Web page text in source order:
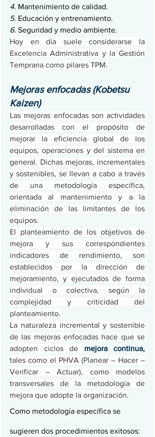
4. Mantenimiento de calidad.
5. Educación y entrenamiento.
6. Seguridad y medio ambiente.
Hoy en día suele considerarse la
Excelencia Administrativa y la Gestión
Temprana como pilares TPM.
Mejoras enfocadas (Kobetsu
Kaizen)
Las mejoras enfocadas son actividades
desarrolladas con el propósito de
mejorar la eficiencia global de los
equipos, operaciones y del sistema en
general. Dichas mejoras, incrementales
y sostenibles, se llevan a cabo a través
de una metodología específica,
orientada al mantenimiento y a la
eliminación de las limitantes de los
equipos.
El planteamiento de los objetivos de
mejora y sus correspondientes
indicadores de rendimiento, son
establecidos por la dirección de
mejoramiento, y ejecutados de forma
individual o colectiva, según la
complejidad y criticidad del
planteamiento.
La naturaleza incremental y sostenible
de las mejoras enfocadas hace que se
adopten ciclos de mejora continua,
tales como el PHVA (Planear – Hacer –
Verificar – Actuar), como modelos
transversales de la metodología de
mejora que adopte la organización.
Como metodología específica se
sugieren dos procedimientos exitosos: